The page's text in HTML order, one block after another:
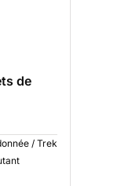
de
/ Trek